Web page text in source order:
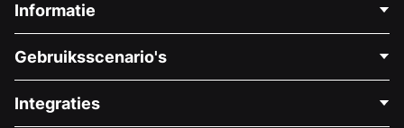
Informatie
Over Ons
Vacatures
Gebruiksscenario's
Medische Fondsenwerving
Integraties